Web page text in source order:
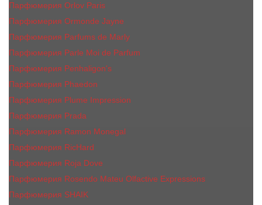
Парфюмерия Orlov Paris
Парфюмерия Ormonde Jayne
Парфюмерия Parfums de Marly
Парфюмерия Parle Moi de Parfum
Парфюмерия Penhaligon's
Парфюмерия Phaedon
Парфюмерия Plume Impression
Парфюмерия Prada
Парфюмерия Ramon Monegal
Парфюмерия RicHard
Парфюмерия Roja Dove
Парфюмерия Rosendo Mateu Olfactive Expressions
Парфюмерия SHAIK